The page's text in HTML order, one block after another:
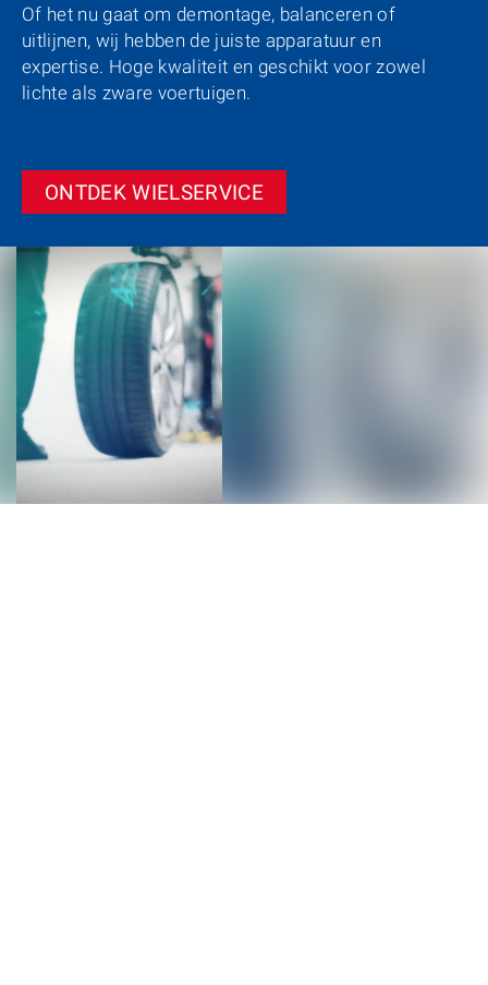
Of het nu gaat om demontage, balanceren of
uitlijnen, wij hebben de juiste apparatuur en
expertise. Hoge kwaliteit en geschikt voor zowel
lichte als zware voertuigen.
ONTDEK WIELSERVICE